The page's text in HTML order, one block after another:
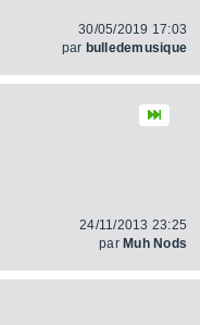
30/05/2019 17:03
par bulledemusique
24/11/2013 23:25
par Muh Nods